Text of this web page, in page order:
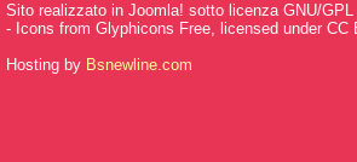
Sito realizzato in Joomla! sotto licenza GNU/
- Icons from Glyphicons Free, licensed under CC
Hosting by Bsnewline.com